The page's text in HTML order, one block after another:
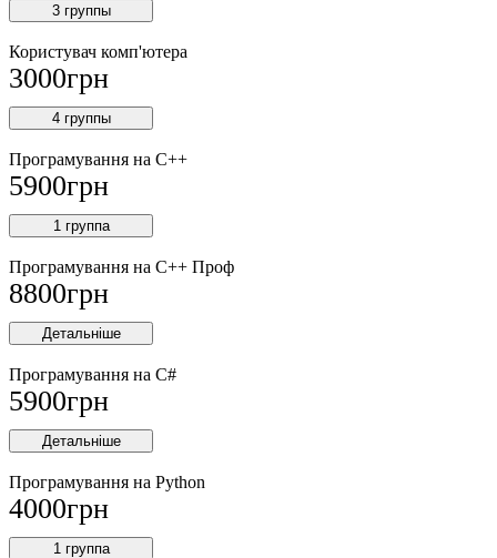
3 группы
Користувач комп'ютера
3000грн
4 группы
Програмування на С++
5900грн
1 группа
Програмування на С++ Проф
8800грн
Детальніше
Програмування на C#
5900грн
Детальніше
Програмування на Python
4000грн
1 группа